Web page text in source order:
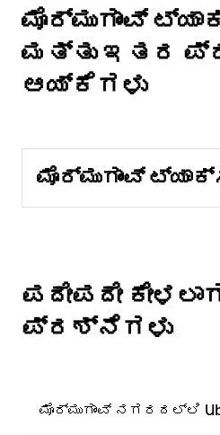
ಮೊರ್ಮುಗಾಂವ್‌
ಮತ್ತು ಇತರ
ಆಯ್ಕೆಗಳು
ಮೊರ್ಮುಗಾಂವ್‌
ಪದೇಪದೇ
ಪ್ರಶ್ನೆಗಳು
ಮೊರ್ಮುಗಾಂವ್‌ ನಗರದಲ್ಲಿ